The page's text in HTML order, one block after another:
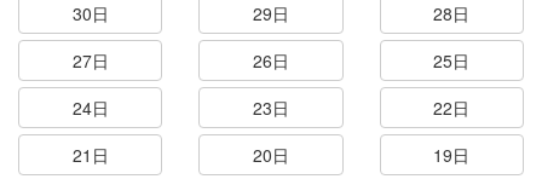
30日 29日
28日
27日
26日
25日
24日
23日
22日
21日
20日
19日